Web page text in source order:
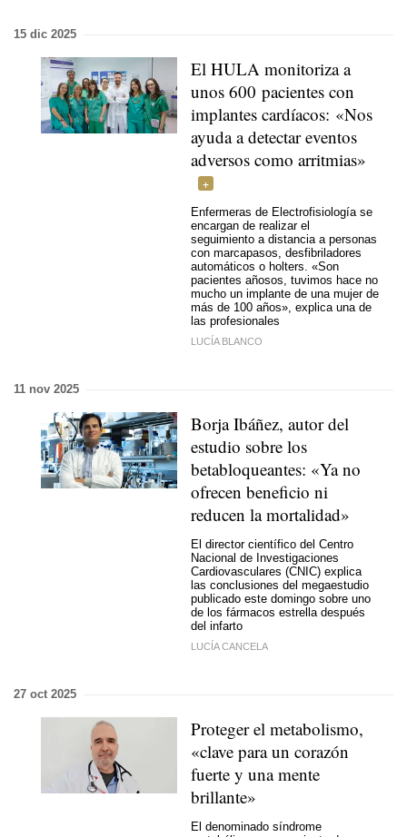
15 dic 2025
El HULA monitoriza a
unos 600 pacientes con
implantes cardíacos: «Nos
ayuda a detectar eventos
adversos como arritmias»
Enfermeras de Electrofisiología se
encargan de realizar el
seguimiento a distancia a personas
con marcapasos, desfibriladores
automáticos o holters. «Son
pacientes añosos, tuvimos hace no
mucho un implante de una mujer de
más de 100 años», explica una de
las profesionales
LUCÍA BLANCO
11 nov 2025
Borja Ibáñez, autor del
estudio sobre los
betabloqueantes: «Ya no
ofrecen beneficio ni
reducen la mortalidad»
El director científico del Centro
Nacional de Investigaciones
Cardiovasculares (CNIC) explica
las conclusiones del megaestudio
publicado este domingo sobre uno
de los fármacos estrella después
del infarto
LUCÍA CANCELA
27 oct 2025
Proteger el metabolismo,
«clave para un corazón
fuerte y una mente
brillante»
El denominado síndrome